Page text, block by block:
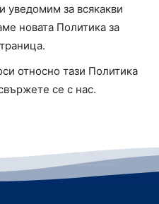
за всякакви
новата Политика за
относно тази Политика
се с нас.